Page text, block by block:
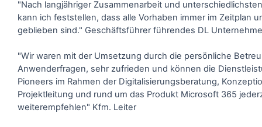
"Nach langjähriger Zusammenarbeit und
kann ich feststellen, dass alle Vorhaben immer im Zeitplan
geblieben sind." Geschäftsführer führendes DL
"Wir waren mit der Umsetzung durch die persönliche
Anwenderfragen, sehr zufrieden und können die
Pioneers im Rahmen der Digitalisierungsberatung,
Projektleitung und rund um das Produkt Microsoft 365
weiterempfehlen" Kfm. Leiter